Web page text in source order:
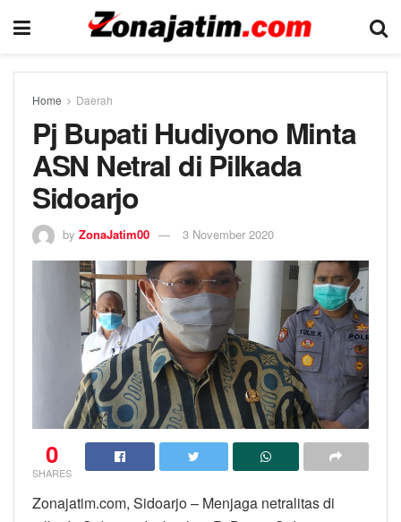
Home Daerah
Pj Bupati Hudiyono Minta
ASN Netral di Pilkada
Sidoarjo
by ZonaJatim00 3 November 2020
0
SHARES
Zonajatim.com, Sidoarjo – Menjaga netralitas di